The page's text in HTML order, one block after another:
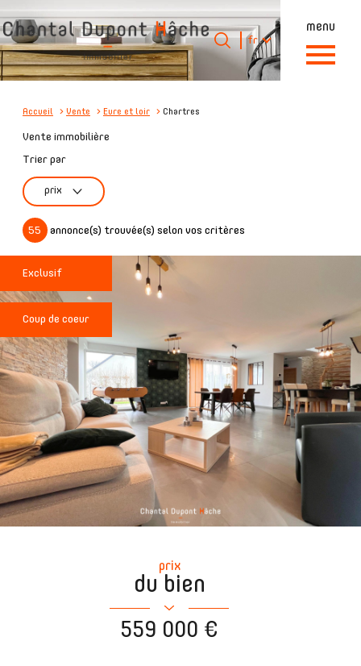
menu
Langue
fr
Accueil
0
Langue
fr
Accueil Vente Eure et loir Chartres
Vente immobilière
Trier par
prix
55 annonce(s) trouvée(s) selon vos critères
Exclusif
Coup de coeur
prix
du bien
559 000 €